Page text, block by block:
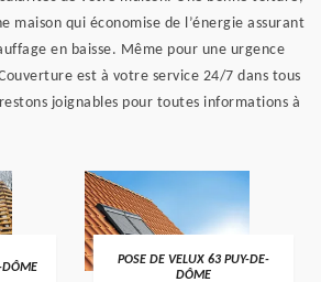
maison qui économise de l’énergie assurant
en baisse. Même pour une urgence
est à votre service 24/7 dans tous
joignables pour toutes informations à
DÔME
POSE DE VELUX 63 PUY-DE-
DÔME